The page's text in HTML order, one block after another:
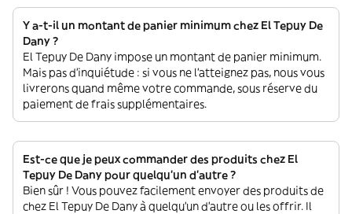
Y a-t-il un montant de panier minimum chez El Tepuy De
Dany ?
El Tepuy De Dany impose un montant de panier minimum.
Mais pas d'inquiétude : si vous ne l'atteignez pas, nous vous
livrerons quand même votre commande, sous réserve du
paiement de frais supplémentaires.
Est-ce que je peux commander des produits chez El
Tepuy De Dany pour quelqu'un d'autre ?
Bien sûr ! Vous pouvez facilement envoyer des produits de
chez El Tepuy De Dany à quelqu'un d'autre ou les offrir. Il